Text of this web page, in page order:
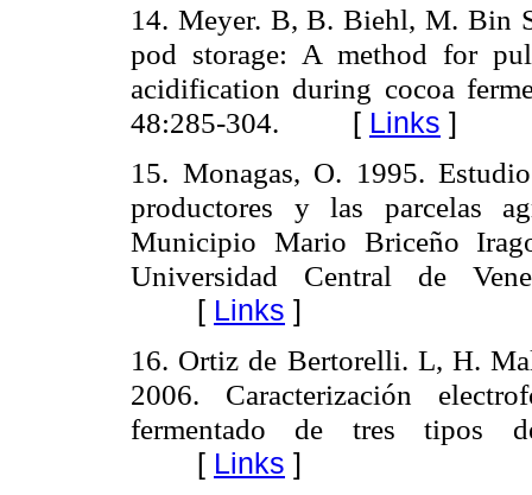
14. Meyer. B, B. Biehl, M. Bin
pod storage: A method for
acidification during cocoa
48:285-304.
[ Links ]
15. Monagas, O. 1995.
productores y las parcelas
Municipio Mario Briceño
Universidad Central de
[ Links ]
16. Ortiz de Bertorelli. L, H.
2006. Caracterización
fermentado de tres tipos
[ Links ]